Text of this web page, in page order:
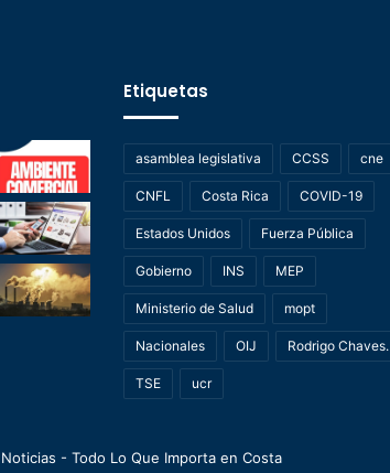
Etiquetas
asamblea legislativa CCSS cne
CNFL Costa Rica COVID-19
Estados Unidos Fuerza Pública
Gobierno INS MEP
Ministerio de Salud mopt
Nacionales OIJ Rodrigo Chaves.
TSE ucr
Noticias - Todo Lo Que Importa en Costa